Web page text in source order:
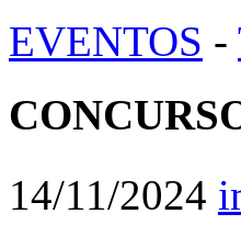
EVENTOS -
14/11/2024